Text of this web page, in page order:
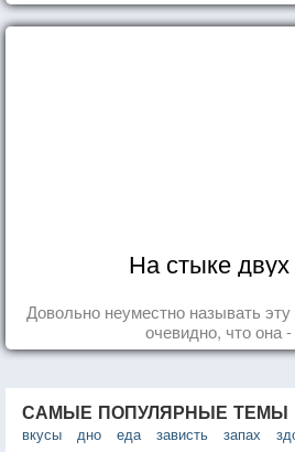
На стыке
Довольно неуместно называть
очевидно, что она
САМЫЕ ПОПУЛЯРНЫЕ ТЕМЫ
вкусы
дно еда зависть запах